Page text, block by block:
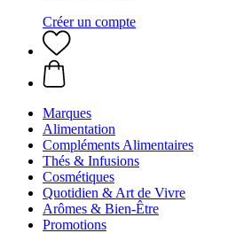
Créer un compte
Marques
Alimentation
Compléments Alimentaires
Thés & Infusions
Cosmétiques
Quotidien & Art de Vivre
Arômes & Bien-Être
Promotions